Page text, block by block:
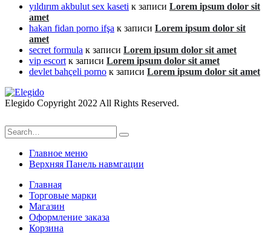
yıldırım akbulut sex kaseti к записи Lorem ipsum dolor sit
amet
hakan fidan porno ifşa к записи Lorem ipsum dolor sit
amet
secret formula к записи Lorem ipsum dolor sit amet
vip escort к записи Lorem ipsum dolor sit amet
devlet bahçeli porno к записи Lorem ipsum dolor sit amet
Elegido Copyright 2022 All Rights Reserved.
Главное меню
Верхняя Панель навмгации
Главная
Торговые марки
Магазин
Оформление заказа
Корзина